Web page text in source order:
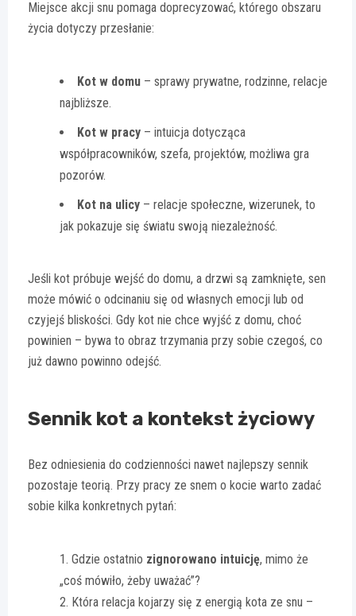
Miejsce akcji snu pomaga doprecyzować, którego obszaru
życia dotyczy przesłanie:
Kot w domu – sprawy prywatne, rodzinne, relacje
najbliższe.
Kot w pracy – intuicja dotycząca
współpracowników, szefa, projektów, możliwa gra
pozorów.
Kot na ulicy – relacje społeczne, wizerunek, to
jak pokazuje się światu swoją niezależność.
Jeśli kot próbuje wejść do domu, a drzwi są zamknięte, sen
może mówić o odcinaniu się od własnych emocji lub od
czyjejś bliskości. Gdy kot nie chce wyjść z domu, choć
powinien – bywa to obraz trzymania przy sobie czegoś, co
już dawno powinno odejść.
Sennik kot a kontekst życiowy
Bez odniesienia do codzienności nawet najlepszy sennik
pozostaje teorią. Przy pracy ze snem o kocie warto zadać
sobie kilka konkretnych pytań:
Gdzie ostatnio zignorowano intuicję, mimo że
„coś mówiło, żeby uważać”?
Która relacja kojarzy się z energią kota ze snu –